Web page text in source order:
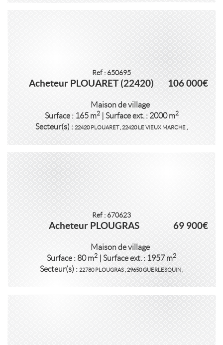
Ref : 650695
Acheteur PLOUARET (22420) 106 000€
Maison de village
Surface : 165 m2| Surface ext. : 2000 m2
Secteur(s) :22420 PLOUARET,22420 LE VIEUX MARCHE,
Ref : 670623
Acheteur PLOUGRAS 69 900€
Maison de village
Surface : 80 m2| Surface ext. : 1957 m2
Secteur(s) :22780 PLOUGRAS,29650 GUERLESQUIN,